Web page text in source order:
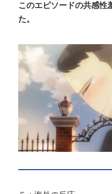
このエピソードの共感性
た。